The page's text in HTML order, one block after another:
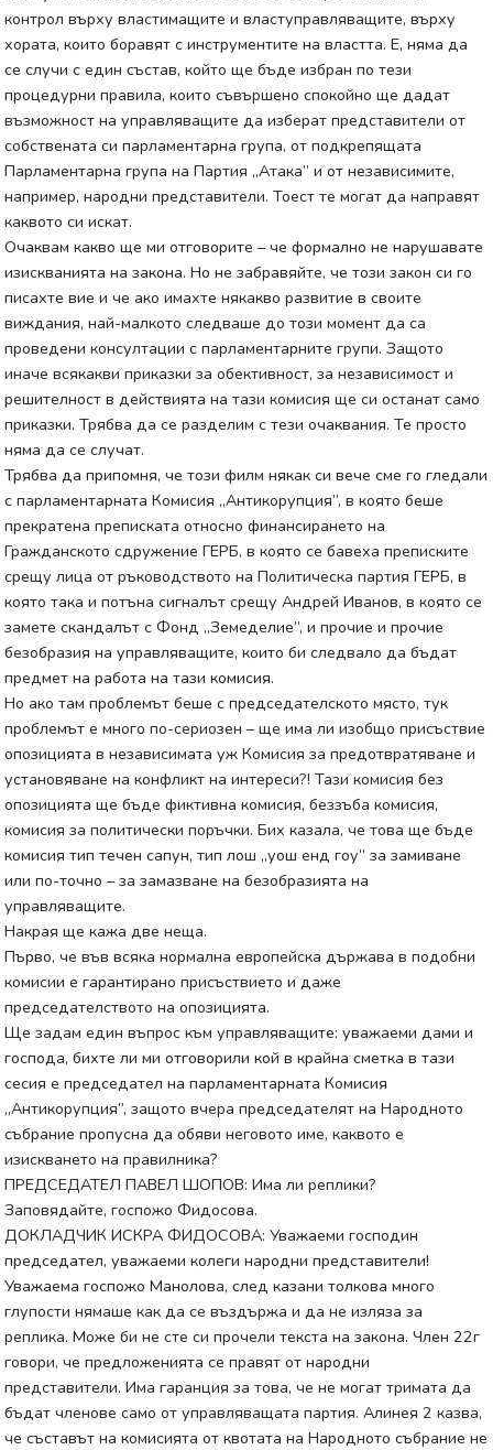
контрол върху властимащите и властуправляващите, върху
хората, които боравят с инструментите на властта. Е, няма да
се случи с един състав, който ще бъде избран по тези
процедурни правила, които съвършено спокойно ще дадат
възможност на управляващите да изберат представители от
собствената си парламентарна група, от подкрепящата
Парламентарна група на Партия „Атака” и от независимите,
например, народни представители. Тоест те могат да направят
каквото си искат.
Очаквам какво ще ми отговорите – че формално не нарушавате
изискванията на закона. Но не забравяйте, че този закон си го
писахте вие и че ако имахте някакво развитие в своите
виждания, най-малкото следваше до този момент да са
проведени консултации с парламентарните групи. Защото
иначе всякакви приказки за обективност, за независимост и
решителност в действията на тази комисия ще си останат само
приказки. Трябва да се разделим с тези очаквания. Те просто
няма да се случат.
Трябва да припомня, че този филм някак си вече сме го гледали
с парламентарната Комисия „Антикорупция”, в която беше
прекратена преписката относно финансирането на
Гражданското сдружение ГЕРБ, в която се бавеха преписките
срещу лица от ръководството на Политическа партия ГЕРБ, в
която така и потъна сигналът срещу Андрей Иванов, в която се
замете скандалът с Фонд „Земеделие”, и прочие и прочие
безобразия на управляващите, които би следвало да бъдат
предмет на работа на тази комисия.
Но ако там проблемът беше с председателското място, тук
проблемът е много по-сериозен – ще има ли изобщо присъствие
опозицията в независимата уж Комисия за предотвратяване и
установяване на конфликт на интереси?! Тази комисия без
опозицията ще бъде фиктивна комисия, беззъба комисия,
комисия за политически поръчки. Бих казала, че това ще бъде
комисия тип течен сапун, тип лош „уош енд гоу” за замиване
или по-точно – за замазване на безобразията на
управляващите.
Накрая ще кажа две неща.
Първо, че във всяка нормална европейска държава в подобни
комисии е гарантирано присъствието и даже
председателството на опозицията.
Ще задам един въпрос към управляващите: уважаеми дами и
господа, бихте ли ми отговорили кой в крайна сметка в тази
сесия е председател на парламентарната Комисия
„Антикорупция”, защото вчера председателят на Народното
събрание пропусна да обяви неговото име, каквото е
изискването на правилника?
ПРЕДСЕДАТЕЛ ПАВЕЛ ШОПОВ: Има ли реплики?
Заповядайте, госпожо Фидосова.
ДОКЛАДЧИК ИСКРА ФИДОСОВА: Уважаеми господин
председател, уважаеми колеги народни представители!
Уважаема госпожо Манолова, след казани толкова много
глупости нямаше как да се въздържа и да не изляза за
реплика. Може би не сте си прочели текста на закона. Член 22г
говори, че предложенията се правят от народни
представители. Има гаранция за това, че не могат тримата да
бъдат членове само от управляващата партия. Алинея 2 казва,
че съставът на комисията от квотата на Народното събрание не